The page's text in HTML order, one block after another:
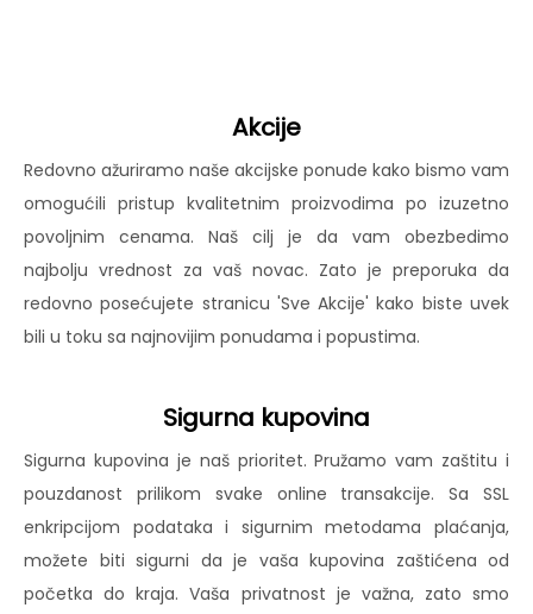
Akcije
Redovno ažuriramo naše akcijske ponude kako bismo vam
omogućili pristup kvalitetnim proizvodima po izuzetno
povoljnim cenama. Naš cilj je da vam obezbedimo
najbolju vrednost za vaš novac. Zato je preporuka da
redovno posećujete stranicu 'Sve Akcije' kako biste uvek
bili u toku sa najnovijim ponudama i popustima.
Sigurna kupovina
Sigurna kupovina je naš prioritet. Pružamo vam zaštitu i
pouzdanost prilikom svake online transakcije. Sa SSL
enkripcijom podataka i sigurnim metodama plaćanja,
možete biti sigurni da je vaša kupovina zaštićena od
početka do kraja. Vaša privatnost je važna, zato smo